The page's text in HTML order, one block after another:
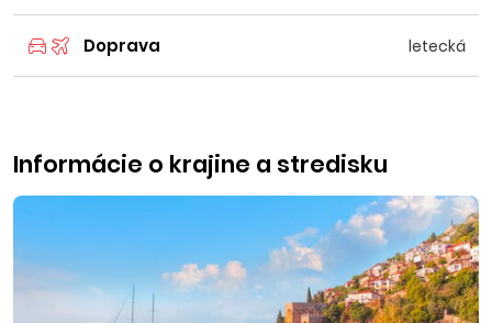
Doprava letecká
Informácie o krajine a stredisku